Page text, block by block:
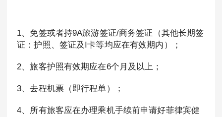
1、免签或者持9A旅游签证/商务签证（其他长期签
证：护照、签证及I卡等均应在有效期内）；
2、旅客护照有效期应在6个月及以上；
3、去程机票（即行程单）；
4、所有旅客应在办理乘机手续前申请好菲律宾健